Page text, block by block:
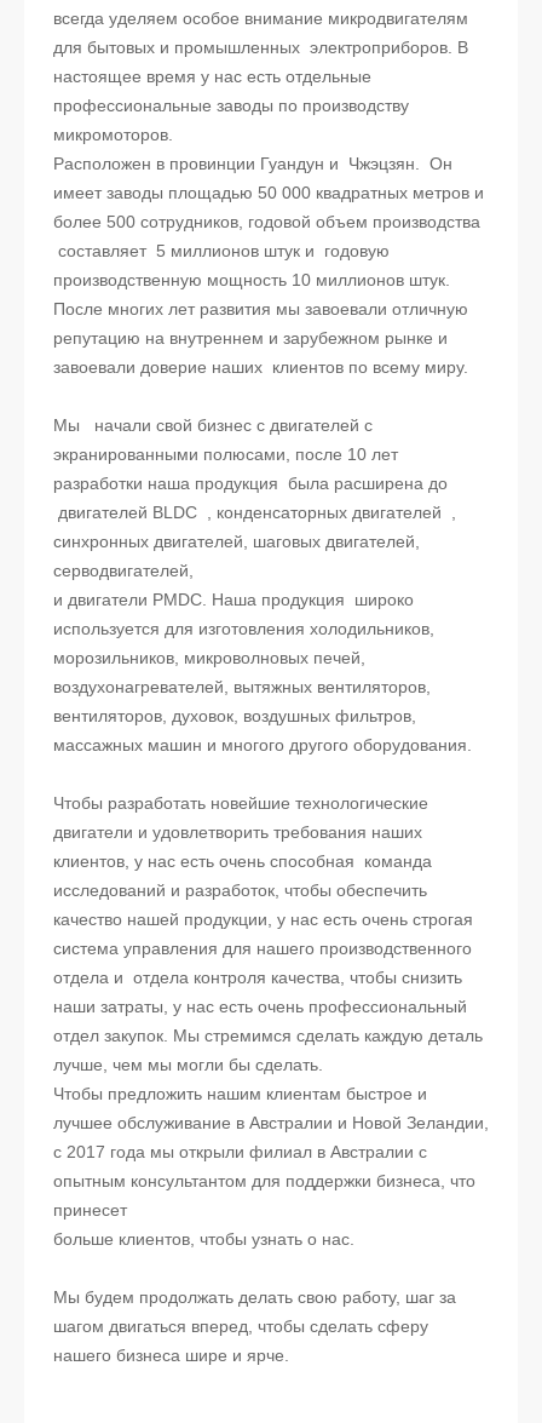
всегда уделяем особое внимание микродвигателям
для бытовых и промышленных электроприборов. В
настоящее время у нас есть отдельные
профессиональные заводы по производству
микромоторов.
Расположен в провинции Гуандун и Чжэцзян. Он
имеет заводы площадью 50 000 квадратных метров и
более 500 сотрудников, годовой объем производства
составляет 5 миллионов штук и годовую
производственную мощность 10 миллионов штук.
После многих лет развития мы завоевали отличную
репутацию на внутреннем и зарубежном рынке и
завоевали доверие наших клиентов по всему миру.
Мы начали свой бизнес с двигателей с
экранированными полюсами, после 10 лет
разработки наша продукция была расширена до
двигателей BLDC , конденсаторных двигателей ,
синхронных двигателей, шаговых двигателей,
серводвигателей,
и двигатели PMDC. Наша продукция широко
используется для изготовления холодильников,
морозильников, микроволновых печей,
воздухонагревателей, вытяжных вентиляторов,
вентиляторов, духовок, воздушных фильтров,
массажных машин и многого другого оборудования.
Чтобы разработать новейшие технологические
двигатели и удовлетворить требования наших
клиентов, у нас есть очень способная команда
исследований и разработок, чтобы обеспечить
качество нашей продукции, у нас есть очень строгая
система управления для нашего производственного
отдела и отдела контроля качества, чтобы снизить
наши затраты, у нас есть очень профессиональный
отдел закупок. Мы стремимся сделать каждую деталь
лучше, чем мы могли бы сделать.
Чтобы предложить нашим клиентам быстрое и
лучшее обслуживание в Австралии и Новой Зеландии,
с 2017 года мы открыли филиал в Австралии с
опытным консультантом для поддержки бизнеса, что
принесет
больше клиентов, чтобы узнать о нас.
Мы будем продолжать делать свою работу, шаг за
шагом двигаться вперед, чтобы сделать сферу
нашего бизнеса шире и ярче.